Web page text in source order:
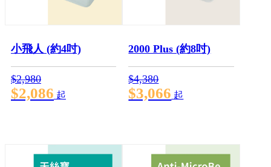
小飛人 (約4吋)
$2,980
$2,086 起
2000 Plus (約8吋)
$4,380
$3,066 起